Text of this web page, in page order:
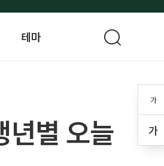
가
가
테마
별 오늘